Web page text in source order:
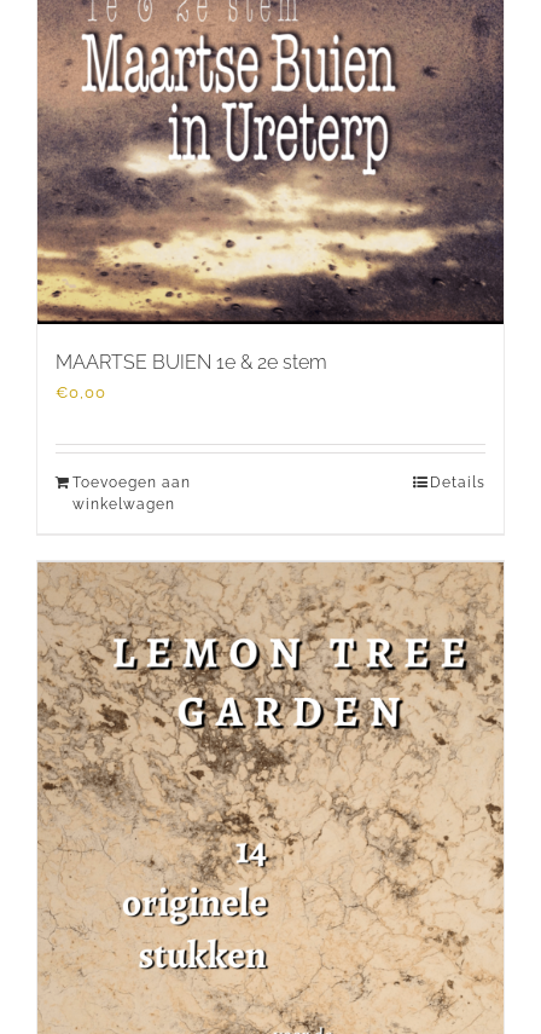
MAARTSE BUIEN 1e & 2e stem
€0,00
Toevoegen aan
winkelwagen
Details